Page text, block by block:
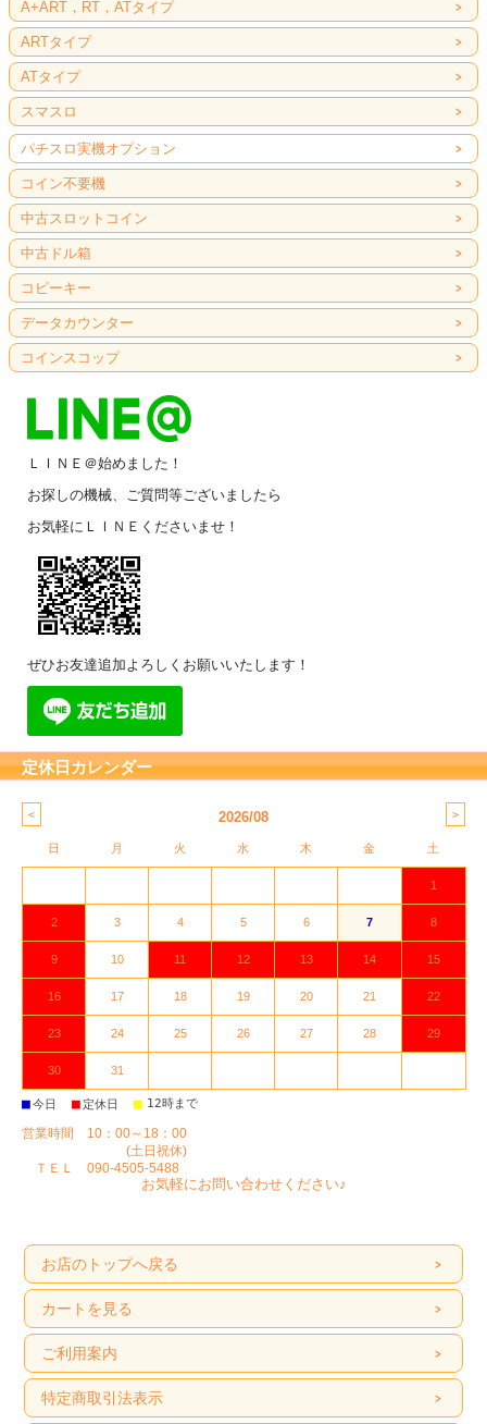
A+ART，RT，ATタイプ
ARTタイプ
ATタイプ
スマスロ
パチスロ実機オプション
コイン不要機
中古スロットコイン
中古ドル箱
コピーキー
データカウンター
コインスコップ
ＬＩＮＥ＠始めました！
お探しの機械、ご質問等ございましたら
お気軽にＬＩＮＥくださいませ！
ぜひお友達追加よろしくお願いいたします！
定休日カレンダー
2026/08
日 月 火 水 木 金 土
1
2 3 4 5 6 7 8
9 10 11 12 13 14 15
16 17 18 19 20 21 22
23 24 25 26 27 28 29
30 31
■今日 ■ 定休日 ■ 12時まで
営業時間 10：00～18：00
(土日祝休)
ＴＥＬ 090-4505-5488
お気軽にお問い合わせください♪
お店のトップへ戻る
カートを見る
ご利用案内
特定商取引法表示